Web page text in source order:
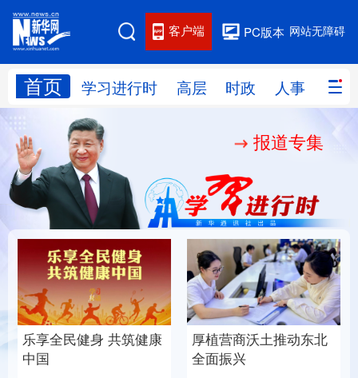
网站无障碍
PC版本
客户端
首页 学习进行时 高层 时政 人事 国际
网站地图
学习进行时 人事
国际 财经 网评
思客智库 全球连线 教育
科技 科创 量子 体育
文化 书画 健康 军事
访谈 视频 图片 政务
报道专集
乐享全民健身 共筑健康
中国
厚植营商沃土推动东北
全面振兴